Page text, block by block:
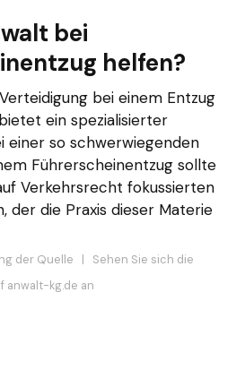
bei
helfen?
bei einem Entzug
ein spezialisierter
einer so schwerwiegenden
Führerscheinentzug sollte
Verkehrsrecht fokussierten
der die Praxis dieser Materie
der Quelle | Sehen Sie sich die
anwalt-kg.de an